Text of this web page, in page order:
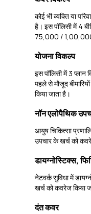
कोई भी व्यक्ति या
है। इस पॉलिसी में 4
75,000 /
योजना विकल्प
इस पॉलिसी में 3
पहले से मौजूद
किया जाता है।
नॉन एलोपैथिक
आयुष चिकित्सा
उपचार के खर्च को
डायग्नोस्टिक्स,
नेटवर्क सुविधा में
खर्च को कवरेज किया
दंत कवर